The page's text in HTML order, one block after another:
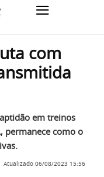
com
em treinos
permanece como o
Atualizado 06/08/2023 15:56